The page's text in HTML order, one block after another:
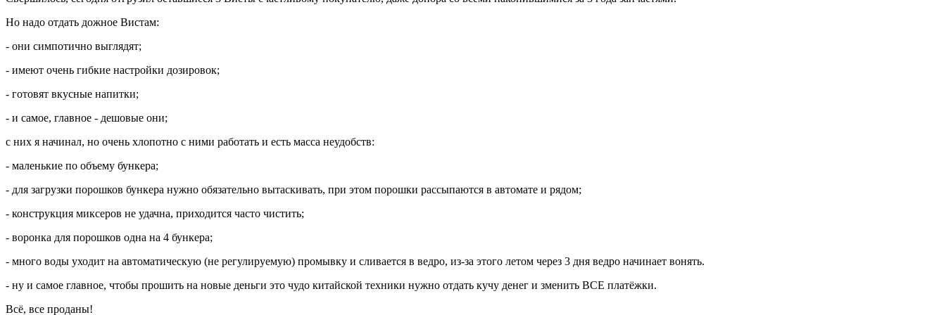
Но надо отдать дожное Вистам:
- они симпотично выглядят;
- имеют очень гибкие настройки дозировок;
- готовят вкусные напитки;
- и самое, главное - дешовые они;
с них я начинал, но очень хлопотно с ними работать и есть масса неудобств:
- маленькие по объему бункера;
- для загрузки порошков бункера нужно обязательно вытаскивать, при этом порошки рассыпаются в автомате и рядом;
- конструкция миксеров не удачна, приходится часто чистить;
- воронка для порошков одна на 4 бункера;
- много воды уходит на автоматическую (не регулируемую) промывку и сливается в ведро, из-за этого летом через 3 дня ведро начинает вонять.
- ну и самое главное, чтобы прошить на новые деньги это чудо китайской техники нужно отдать кучу денег и зменить ВСЕ платёжки.
Всё, все проданы!